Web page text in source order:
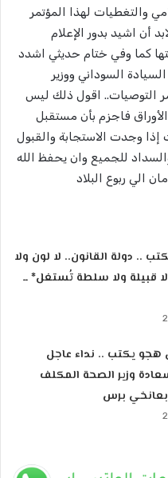
والتغطيات لهذا المؤتمر
أن اشيد بدور الإعلام
كما وفي ختام حديثي اشدد
السوداني ووزير
التوصيات.. اقول ذلك ليس
فاجزم بأن مستقبل
إذا وجدت الاستجابة والقبول
للجميع وان يحفظ الله
الي ربوع البلاد
.. دولة القانون.. لا لون ولا
قبيلة ولا سلطة تُستغل* ــ
هجو يكتب .. نداء عاجل
وزير الصحة المكلف
بعانخي برس